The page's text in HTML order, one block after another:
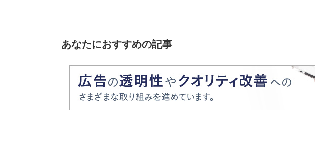
あなたにおすすめの記事